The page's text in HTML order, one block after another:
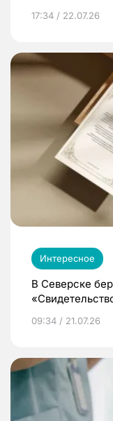
17:34 / 22.07.26
Интересное
В Северске
09:34 / 21.07.26